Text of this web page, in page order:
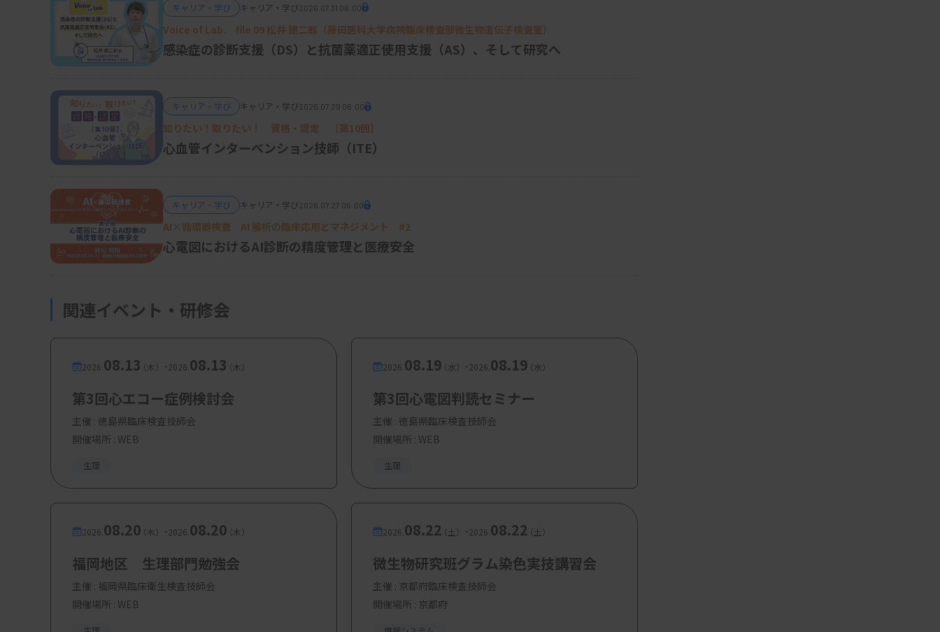
「AI技術を使っても自動化だけ？」と思った皆さま、AI技術が優れているのはここからで
す。Googleの研究チームでは、さらに深層学習を用いて、網膜画像から心血管リスク因
子を推定するAIモデルを開発しています。このAIモデルは、網膜画像を分析することで、
告しています（図）。眼底検査は単なる視覚障害の検出にとどまらず、心疾患リスクを推
定するツールとしても進化しており、眼科検査でなぜか心疾患リスクを指摘されるなど検
診・健診業務もまたAI技術により大きく変わる可能性が示されています。
会話で認知症がわかる？
認知症検査は、医師の働き方改革のタスクシフトに伴い臨床検査技師業務に加えられた検
査の1つですが、認知症検査ではどのような新展開が起きているのでしょうか？
キャリア・学び キャリア・学び2026.07.31 06:00
Voice of Lab. file 09 松井 建二郎（藤田医科大学病院臨床検査部微生物遺伝子検査室）
感染症の診断支援（DS）と抗菌薬適正使用支援（AS）、そして研究へ
キャリア・学び キャリア・学び2026.07.29 06:00
知りたい！取りたい！ 資格・認定 ［第10回］
心血管インターベンション技師（ITE）
キャリア・学び キャリア・学び2026.07.27 06:00
AI×循環器検査 AI 解析の臨床応用とマネジメント #2
心電図におけるAI診断の精度管理と医療安全
関連イベント・研修会
2026. 08.13（木） -2026. 08.13（木）
第3回心エコー症例検討会
主催 : 徳島県臨床検査技師会
開催場所 : WEB
生理
2026. 08.19（水） -2026. 08.19（水）
第3回心電図判読セミナー
主催 : 徳島県臨床検査技師会
開催場所 : WEB
生理
2026. 08.20（木） -2026. 08.20（木）
福岡地区 生理部門勉強会
主催 : 福岡県臨床衛生検査技師会
開催場所 : WEB
2026. 08.22（土） -2026. 08.22（土）
微生物研究班グラム染色実技講習会
主催 : 京都府臨床検査技師会
開催場所 : 京都府